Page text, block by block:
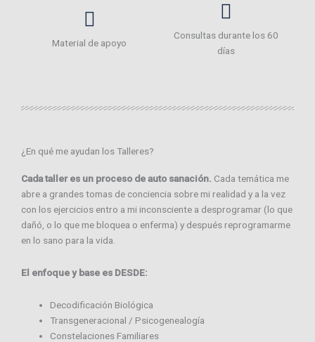
Material de apoyo
Consultas durante los 60
días
¿En qué me ayudan los Talleres?
Cada taller es un proceso de auto sanación. Cada temática me
abre a grandes tomas de conciencia sobre mi realidad y a la vez
con los ejercicios entro a mi inconsciente a desprogramar (lo que
dañó, o lo que me bloquea o enferma) y después reprogramarme
en lo sano para la vida.
El enfoque y base es DESDE:
Decodificación Biológica
Transgeneracional / Psicogenealogía
Constelaciones Familiares